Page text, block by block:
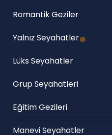
Romantik Geziler
Yalnız Seyahatler
Lüks Seyahatler
Grup Seyahatleri
Eğitim Gezileri
Manevi Seyahatler